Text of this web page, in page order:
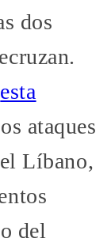
dos
esta
ataques
Líbano,
del